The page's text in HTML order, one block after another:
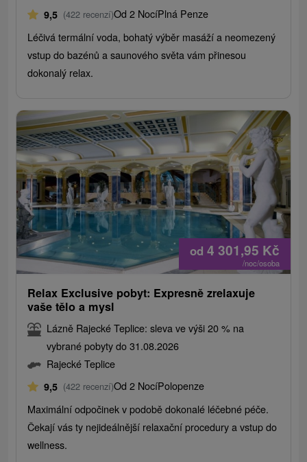
9,5 (422 recenzí)Od 2 NocíPlná Penze
Léčivá termální voda, bohatý výběr masáží a neomezený
vstup do bazénů a saunového světa vám přinesou
dokonalý relax.
od 4 301,95 Kč
/noc/osoba
Relax Exclusive pobyt: Expresně zrelaxuje
vaše tělo a mysl
Lázně Rajecké Teplice: sleva ve výši 20 % na
vybrané pobyty do 31.08.2026
Rajecké Teplice
9,5 (422 recenzí)Od 2 NocíPolopenze
Maximální odpočinek v podobě dokonalé léčebné péče.
Čekají vás ty nejideálnější relaxační procedury a vstup do
wellness.